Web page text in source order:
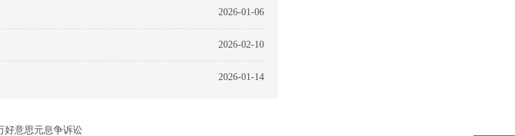
2026-01-06
2026-02-10
2026-01-14
好意思元息争诉讼